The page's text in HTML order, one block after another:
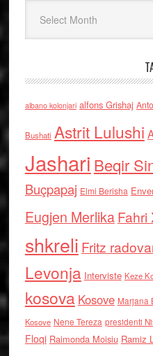
albano kolonjari alfons Grishaj
Bushati Astrit Lulushi
Jashari Beqir
Buçpapaj Elmi Berisha
Eugjen MerlikaFahri
shkreli Fritz
Levonja Interviste Keze
kosova Kosove Marjana
Kosove Nene Tereza presidenti
Floqi Raimonda Moisiu Ramiz